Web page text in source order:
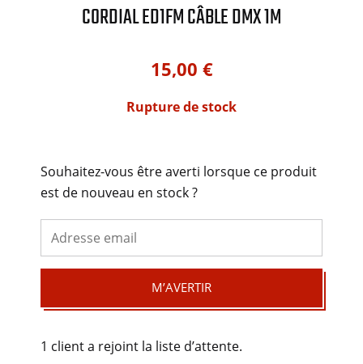
CORDIAL ED1FM CÂBLE DMX 1M
15,00 €
Rupture de stock
Souhaitez-vous être averti lorsque ce produit
est de nouveau en stock ?
M’AVERTIR
1 client a rejoint la liste d’attente.